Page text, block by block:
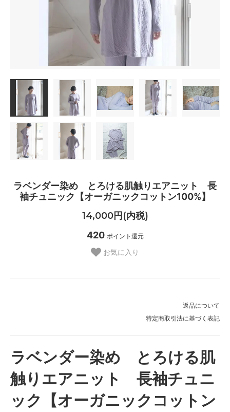
ラベンダー染め とろける肌触りエアニット 長
袖チュニック【オーガニックコットン100%】
14,000円(内税)
420 ポイント還元
お気に入り
返品について
特定商取引法に基づく表記
ラベンダー染め とろける肌
触りエアニット 長袖チュニ
ック【オーガニックコットン